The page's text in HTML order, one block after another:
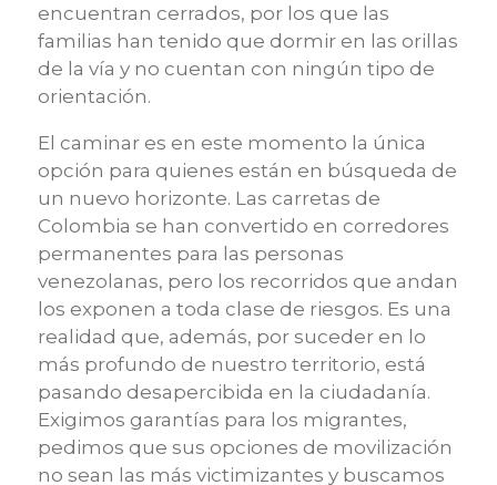
encuentran cerrados, por los que las
familias han tenido que dormir en las orillas
de la vía y no cuentan con ningún tipo de
orientación.
El caminar es en este momento la única
opción para quienes están en búsqueda de
un nuevo horizonte. Las carretas de
Colombia se han convertido en corredores
permanentes para las personas
venezolanas, pero los recorridos que andan
los exponen a toda clase de riesgos. Es una
realidad que, además, por suceder en lo
más profundo de nuestro territorio, está
pasando desapercibida en la ciudadanía.
Exigimos garantías para los migrantes,
pedimos que sus opciones de movilización
no sean las más victimizantes y buscamos